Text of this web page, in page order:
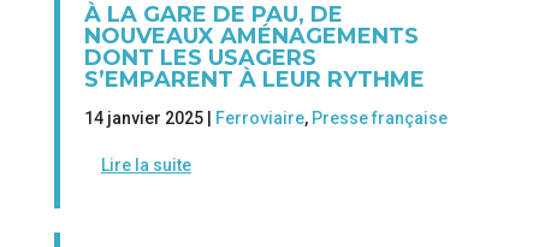
À LA GARE DE PAU, DE
NOUVEAUX AMÉNAGEMENTS
DONT LES USAGERS
S’EMPARENT À LEUR RYTHME
14 janvier 2025 | Ferroviaire, Presse française
Lire la suite